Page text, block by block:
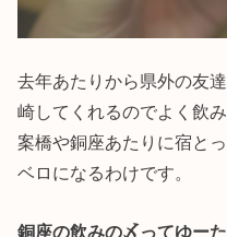
去年あたりから県外の友
崎してくれるのでよく飲
案橋や銅座あたりに宿と
ベロになるわけです。
銅座の飲みの〆ってゆー